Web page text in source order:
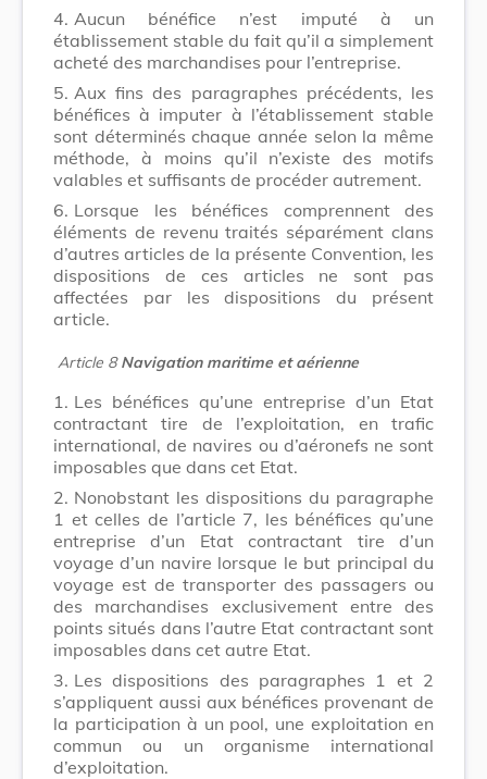
4. Aucun bénéfice n’est imputé à un
établissement stable du fait qu’il a simplement
acheté des marchandises pour l’entreprise.
5. Aux fins des paragraphes précédents, les
bénéfices à imputer à l’établissement stable
sont déterminés chaque année selon la même
méthode, à moins qu’il n’existe des motifs
valables et suffisants de procéder autrement.
6. Lorsque les bénéfices comprennent des
éléments de revenu traités séparément clans
d’autres articles de la présente Convention, les
dispositions de ces articles ne sont pas
affectées par les dispositions du présent
article.
Article 8 Navigation maritime et aérienne
1. Les bénéfices qu’une entreprise d’un Etat
contractant tire de l’exploitation, en trafic
international, de navires ou d’aéronefs ne sont
imposables que dans cet Etat.
2. Nonobstant les dispositions du paragraphe
1 et celles de l’article 7, les bénéfices qu’une
entreprise d’un Etat contractant tire d’un
voyage d’un navire lorsque le but principal du
voyage est de transporter des passagers ou
des marchandises exclusivement entre des
points situés dans l’autre Etat contractant sont
imposables dans cet autre Etat.
3. Les dispositions des paragraphes 1 et 2
s’appliquent aussi aux bénéfices provenant de
la participation à un pool, une exploitation en
commun ou un organisme international
d’exploitation.